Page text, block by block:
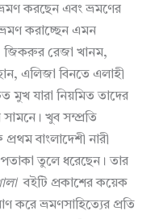
করছেন এবং ভ্রমণের
করাচ্ছেন এমন
রেজা খানম,
এলিজা বিনতে এলাহী
মুখ যারা নিয়মিত তাদের
খুব সম্প্রতি
বাংলাদেশী নারী
পতাকা তুলে ধরেছেন। তার
বইটি প্রকাশের কয়েক
করে ভ্রমণসাহিত্যের প্রতি